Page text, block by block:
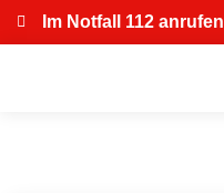
Im Notfall 112 anrufen